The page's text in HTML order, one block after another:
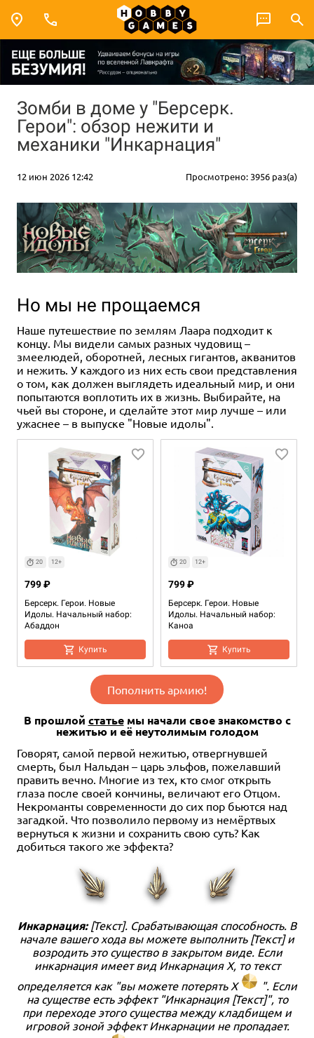
Зомби в доме у "Берсерк.
Герои": обзор нежити и
механики "Инкарнация"
12 июн 2026 12:42 Просмотрено: 3956 раз(а)
Но мы не прощаемся
Наше путешествие по землям Лаара подходит к
концу. Мы видели самых разных чудовищ –
змеелюдей, оборотней, лесных гигантов, акванитов
и нежить. У каждого из них есть свои представления
о том, как должен выглядеть идеальный мир, и они
попытаются воплотить их в жизнь. Выбирайте, на
чьей вы стороне, и сделайте этот мир лучше – или
ужаснее – в выпуске "Новые идолы".
20 12+
Берсерк. Герои. Новые
Идолы. Начальный набор:
Абаддон
799 ₽
Купить
20 12+
Берсерк. Герои. Новые
Идолы. Начальный набор:
Каноа
799 ₽
Купить
Берсерк. Герои. Новые
Идолы. Начальный набор:
Ферекрат
799 ₽
Купить
Берсерк. Герои. Новые
Идолы. Начальный набор:
Секхет-Акх
799 ₽
Купить
Берсерк. Герои. Новые
Идолы. Начальный набор:
Танд
799 ₽
Купить
Берсерк. Герои: Новые
Идолы. Дисплей бустеров
3 990 ₽ 4 800 ₽ -17%
Купить
Берсерк. Герои: Новые
Идолы. Бустер
200 ₽
Купить
Пополнить армию!
В прошлой статьемы начали свое знакомство с
нежитью и её неутолимым голодом
Говорят, самой первой нежитью, отвергнувшей
смерть, был Нальдан – царь эльфов, пожелавший
править вечно. Многие из тех, кто смог открыть
глаза после своей кончины, величают его Отцом.
Некроманты современности до сих пор бьются над
загадкой. Что позволило первому из немёртвых
вернуться к жизни и сохранить свою суть? Как
добиться такого же эффекта?
Инкарнация:[Текст]. Срабатывающая способность. В
начале вашего хода вы можете выполнить [Текст] и
возродить это существо в закрытом виде. Если
инкарнация имеет вид Инкарнация Х, то текст
определяется как "вы можете потерять Х
". Если
на существе есть эффект "Инкарнация [Текст]", то
при переходе этого существа между кладбищем и
игровой зоной эффект Инкарнации не пропадает.